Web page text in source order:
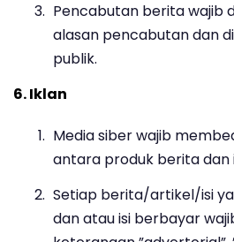
Pencabutan berita wajib
alasan pencabutan dan
publik.
6. Iklan
Media siber wajib
antara produk berita dan
Setiap berita/artikel/isi
dan atau isi berbayar